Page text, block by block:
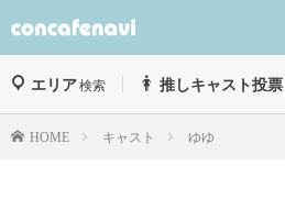
エリア検索 推しキャスト投票
HOME キャスト ゆゆ